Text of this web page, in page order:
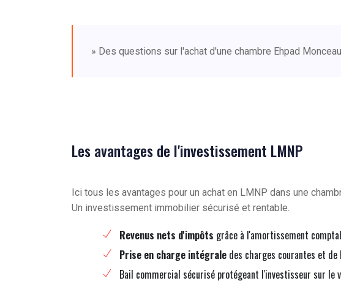
» Des questions sur l'achat d'une chambre Ehpad
Les avantages de l'investissement LMNP
Ici tous les avantages pour un achat en LMNP dans une
Un investissement immobilier sécurisé et rentable.
Revenus nets d'impôts grâce à l'amortissement
Prise en charge intégrale des charges courantes et
Bail commercial sécurisé protégeant l'investisseur sur le